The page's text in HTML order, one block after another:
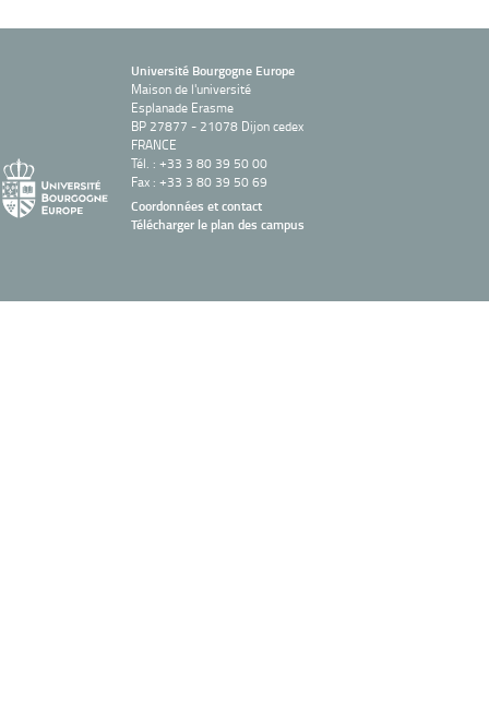
Université Bourgogne Europe
Maison de l'université
Esplanade Erasme
BP 27877 - 21078 Dijon cedex
FRANCE
Tél. : +33 3 80 39 50 00
Fax : +33 3 80 39 50 69
Coordonnées et contact
Télécharger le plan des campus